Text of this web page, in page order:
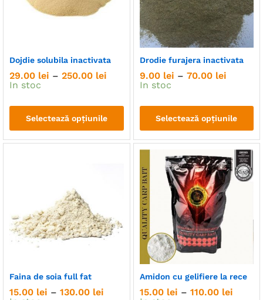
Dojdie solubila inactivata
29.00 lei – 250.00 lei Interval
29.00 lei
la
250.00 lei
In stoc
Selectează opțiunile
Opțiunile
pot
fi
pagina
produsului.
Drodie furajera inactivata
9.00 lei – 70.00 leiInterval
9.00 lei
până
la
70.00
In stoc
Selectează opțiunile
produs
mai
multe
variații.
Opțiunile
pot
fi
alese
în
pagina
produsului.
Faina de soia full fat
15.00 lei – 130.00 lei
Amidon cu gelifiere la rece
15.00 lei – 110.00 lei